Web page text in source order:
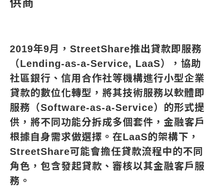
供商
2019年9月，StreetShare推出貸款即服務
（Lending-as-a-Service, LaaS），協助
社區銀行、信用合作社等機構進行小型企業
貸款的數位化轉型，將其技術服務以軟體即
服務（Software-as-a-Service）的形式提
供，將不同功能分拆成多個套件，金融客戶
根據自身需求做選擇。在LaaS的架構下，
StreetShare可能會擔任貸款流程中的不同
角色，包含發起貸款、審核以其金融客戶服
務。